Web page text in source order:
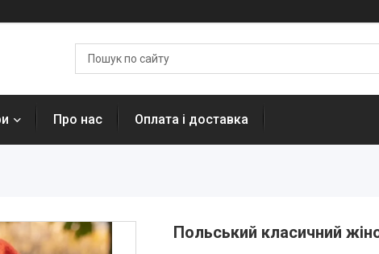
Про нас Оплата і доставка
Польський класичний